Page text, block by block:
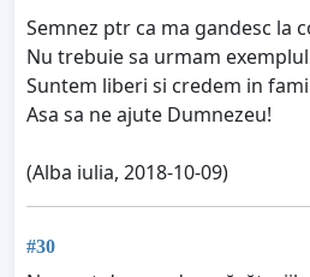
Semnez ptr ca ma gandesc la
Nu trebuie sa urmam
Suntem liberi si credem in
Asa sa ne ajute Dumnezeu!
(Alba iulia, 2018-10-09)
#30